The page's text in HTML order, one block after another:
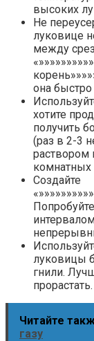
высоких
Не
луковице
между
она быстро
хотите
получить
(раз в 2-3
раствором
комнатных
Создайте
луковицы
гнили.
прорастать.
Читайте
газу